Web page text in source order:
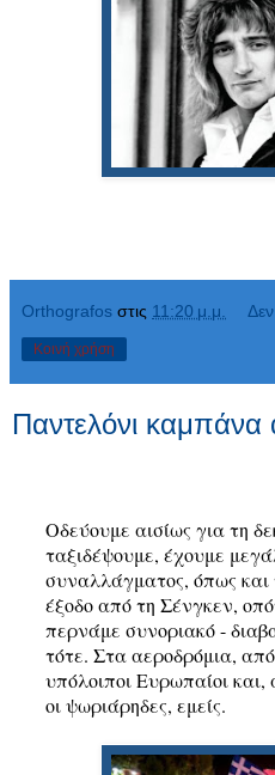
Orthografos στις 11:20 μ.μ.
Κοινή χρήση
Παντελόνι
Οδεύουμε αισίως για τη
ταξιδέψουμε, έχουμε
συναλλάγματος, όπως
έξοδο από τη Σένγκεν,
περνάμε συνοριακό -
τότε. Στα αεροδρόμια,
υπόλοιποι Ευρωπαίοι
οι ψωριάρηδες, εμείς.